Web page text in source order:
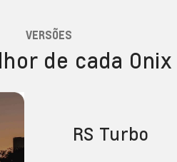
VERSÕES
de cada
RS Turbo